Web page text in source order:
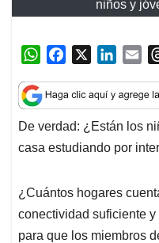
niños y
W
a
t
s
A
p
c
e
b
o
k
n
k
e
d
n
a
i
l
De verdad: ¿Están los
casa estudiando por
¿Cuántos hogares
conectividad suficiente
para que los miembros